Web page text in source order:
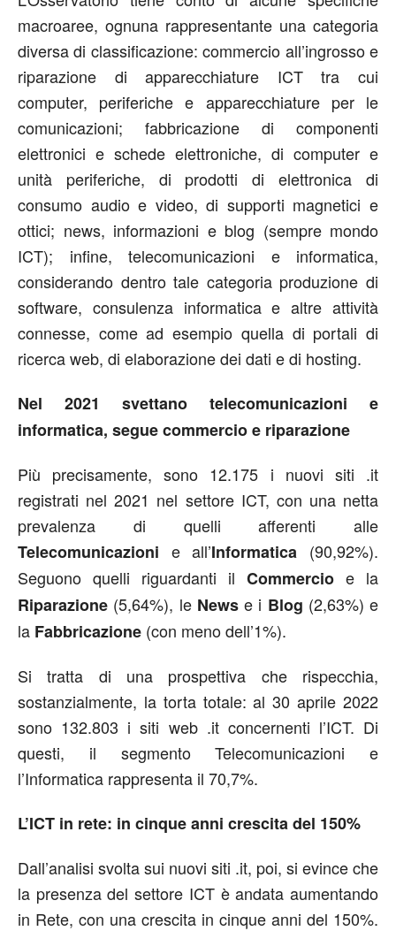
macroaree, ognuna rappresentante una categoria
diversa di classificazione: commercio all’ingrosso e
riparazione di apparecchiature ICT tra cui
computer, periferiche e apparecchiature per le
comunicazioni; fabbricazione di componenti
elettronici e schede elettroniche, di computer e
unità periferiche, di prodotti di elettronica di
consumo audio e video, di supporti magnetici e
ottici; news, informazioni e blog (sempre mondo
ICT); infine, telecomunicazioni e informatica,
considerando dentro tale categoria produzione di
software, consulenza informatica e altre attività
connesse, come ad esempio quella di portali di
ricerca web, di elaborazione dei dati e di hosting.
Nel 2021 svettano telecomunicazioni e
informatica, segue commercio e riparazione
Più precisamente, sono 12.175 i nuovi siti .it
registrati nel 2021 nel settore ICT, con una netta
prevalenza di quelli afferenti alle
Telecomunicazioni e all’Informatica (90,92%).
Seguono quelli riguardanti il Commercio e la
Riparazione (5,64%), le Newse i Blog (2,63%) e
la Fabbricazione (con meno dell’1%).
Si tratta di una prospettiva che rispecchia,
sostanzialmente, la torta totale: al 30 aprile 2022
sono 132.803 i siti web .it concernenti l’ICT. Di
questi, il segmento Telecomunicazioni e
l’Informatica rappresenta il 70,7%.
L’ICT in rete: in cinque anni crescita del 150%
Dall’analisi svolta sui nuovi siti .it, poi, si evince che
la presenza del settore ICT è andata aumentando
in Rete, con una crescita in cinque anni del 150%.